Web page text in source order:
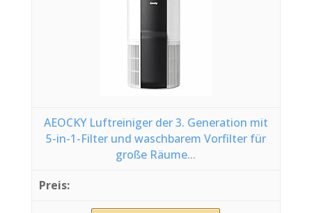
AEOCKY Luftreiniger der 3. Generation mit
5-in-1-Filter und waschbarem Vorfilter für
große Räume...